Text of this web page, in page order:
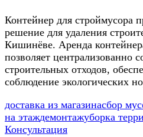
Контейнер для строймусора
решение для удаления
Кишинёве. Аренда
позволяет централизованно
строительных отходов,
соблюдение экологических
доставка из магазинасбор
на этаждемонтажуборка
Консультация